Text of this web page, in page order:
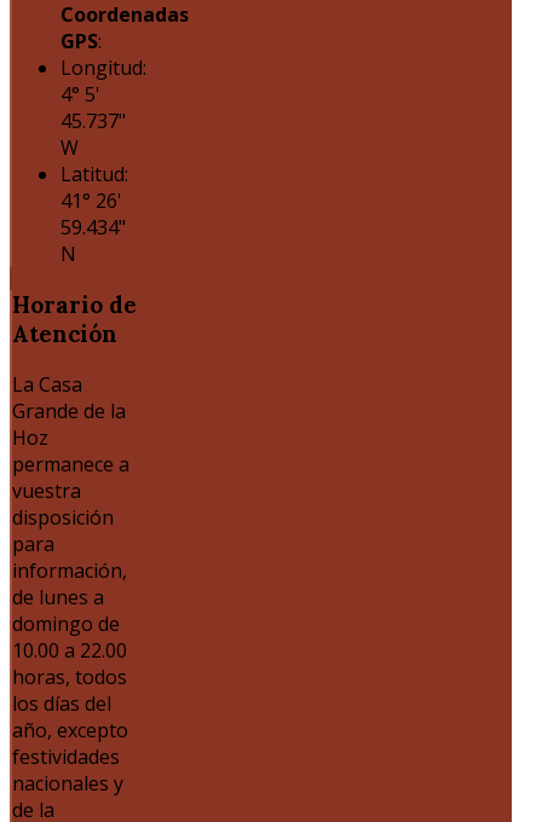
Coordenadas
GPS:
Longitud:
4° 5'
45.737"
W
Latitud:
41° 26'
59.434"
N
Horario de
Atención
La Casa
Grande de la
Hoz
permanece a
vuestra
disposición
para
información,
de lunes a
domingo de
10.00 a 22.00
horas, todos
los días del
año, excepto
festividades
nacionales y
de la